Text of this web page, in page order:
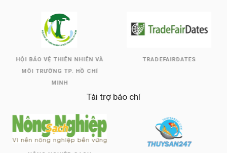
HỘI BẢO VỆ THIÊN NHIÊN VÀ
MÔI TRƯỜNG TP. HỒ CHÍ
MINH
TRADEFAIRDATES
Tài trợ báo chí